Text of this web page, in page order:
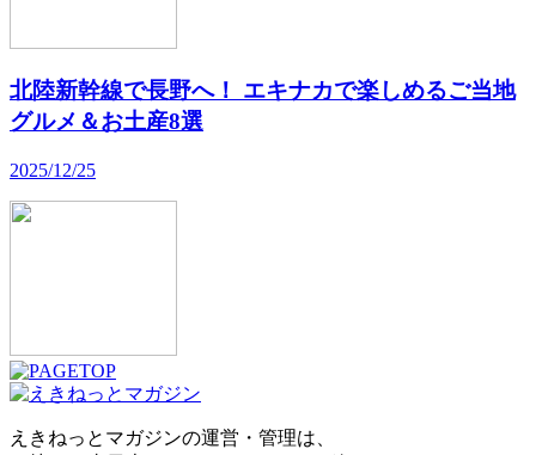
北陸新幹線で長野へ！ エキナカで楽しめるご当地
グルメ＆お土産8選
2025/12/25
えきねっとマガジンの運営・管理は、